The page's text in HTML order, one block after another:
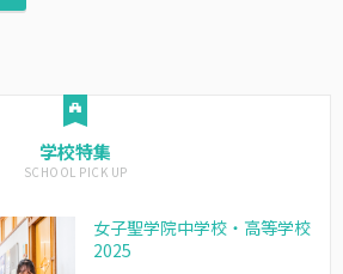
学校特集
女子聖学院中学校・高等学校
2025